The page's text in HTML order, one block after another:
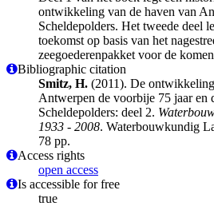
ontwikkeling van de haven van
Scheldepolders. Het tweede deel
toekomst op basis van het
zeegoederenpakket voor de
Bibliographic citation
Smitz, H. (2011). De
Antwerpen de voorbije 75 jaar en
Scheldepolders: deel 2.
1933 - 2008. Waterbouwkundig
78 pp.
Access rights
open access
Is accessible for free
true